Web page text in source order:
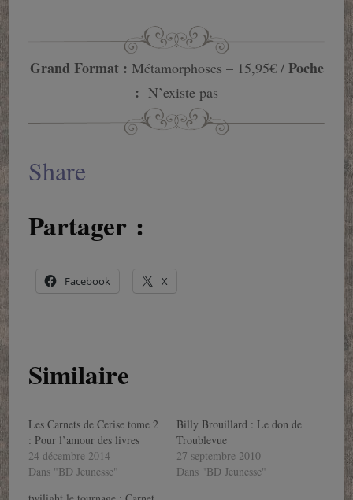
Grand Format : Métamorphoses – 15,95€ / Poche
: N’existe pas
Share
Partager :
Facebook X
Similaire
Les Carnets de Cerise tome 2
: Pour l’amour des livres
24 décembre 2014
Dans "BD Jeunesse"
Billy Brouillard : Le don de
Troublevue
27 septembre 2010
Dans "BD Jeunesse"